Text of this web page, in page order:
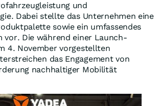
und
Dabei stellte das Unternehmen eine
sowie ein umfassendes
vor. Die während einer Launch-
4. November vorgestellten
das Engagement von
nachhaltiger Mobilität